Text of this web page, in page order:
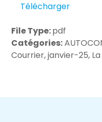
Télécharger
File Type:pdf
Catégories:
Courrier, janvier-25,